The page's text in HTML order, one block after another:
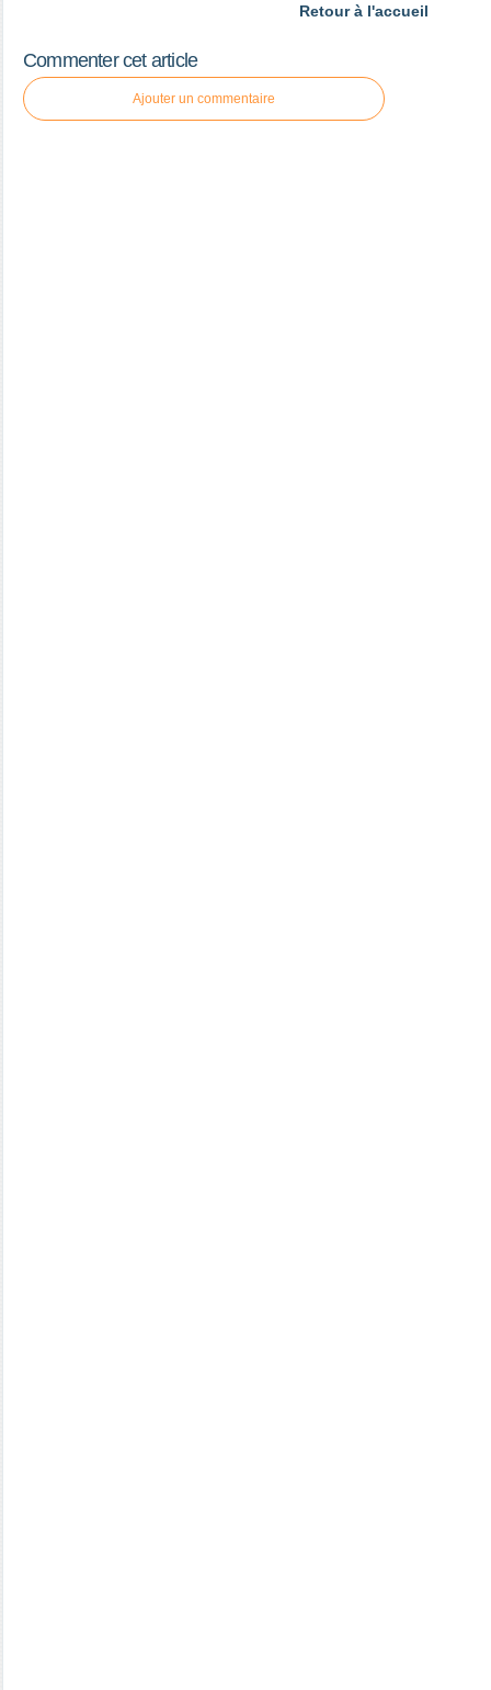
Retour à l'accueil
Commenter cet article
Ajouter un commentaire